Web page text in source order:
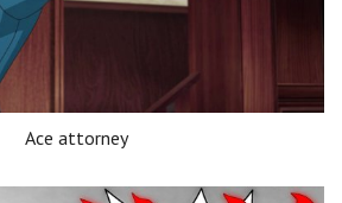
Ace attorney